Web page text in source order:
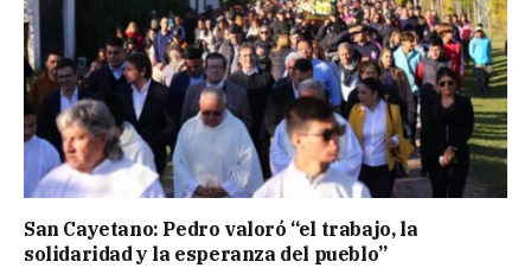
San Cayetano: Pedro valoró “el trabajo, la
solidaridad y la esperanza del pueblo”